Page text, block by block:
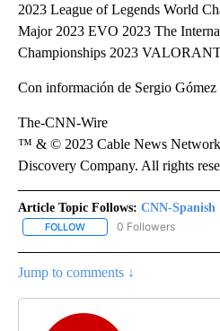
2023 League of Legends World
Major 2023 EVO 2023 The
Championships 2023
Con información de Sergio
The-CNN-Wire
™ & © 2023 Cable News
Discovery Company. All rights
Article Topic Follows: CNN-Spanish
FOLLOW FOLLOW "CNN-SPANISH"
0 Followers
Jump to comments ↓